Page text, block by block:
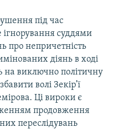
під час
ігнорування суддями
про непричетність
діянь в ході
на виключно політичну
волі Зекір’ї
Ці вироки є
продовження
переслідувань